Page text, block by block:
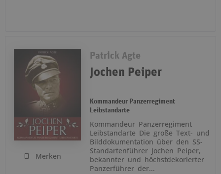
Merken
Patrick Agte
Jochen Peiper
Kommandeur Panzerregiment
Leibstandarte
Kommandeur Panzerregiment
Leibstandarte Die große Text- und
Bilddokumentation über den SS-
Standartenführer Jochen Peiper,
bekannter und höchstdekorierter
Panzerführer der...